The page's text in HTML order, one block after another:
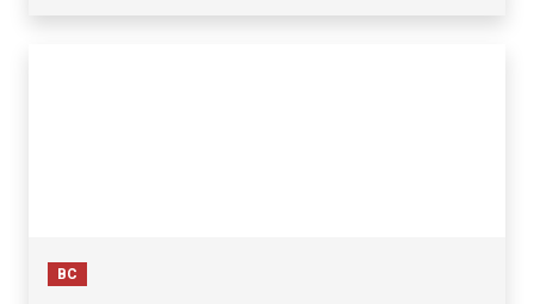
BC